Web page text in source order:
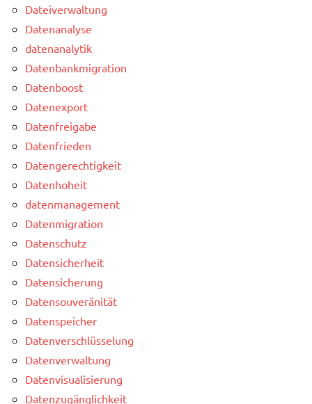
Dateiverwaltung
Datenanalyse
datenanalytik
Datenbankmigration
Datenboost
Datenexport
Datenfreigabe
Datenfrieden
Datengerechtigkeit
Datenhoheit
datenmanagement
Datenmigration
Datenschutz
Datensicherheit
Datensicherung
Datensouveränität
Datenspeicher
Datenverschlüsselung
Datenverwaltung
Datenvisualisierung
Datenzugänglichkeit